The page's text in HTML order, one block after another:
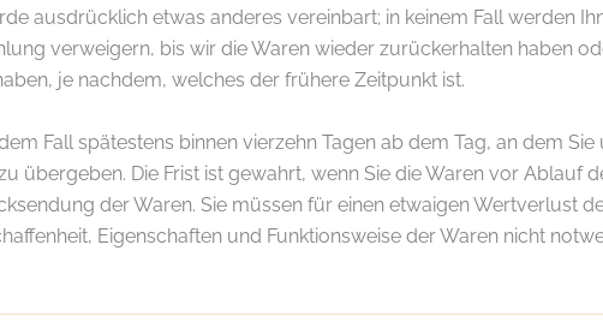
ausdrücklich etwas anderes vereinbart; in keinem Fall werden
verweigern, bis wir die Waren wieder zurückerhalten haben
je nachdem, welches der frühere Zeitpunkt ist.
Fall spätestens binnen vierzehn Tagen ab dem Tag, an dem
übergeben. Die Frist ist gewahrt, wenn Sie die Waren vor Ablauf
der Waren. Sie müssen für einen etwaigen Wertverlust
Eigenschaften und Funktionsweise der Waren nicht